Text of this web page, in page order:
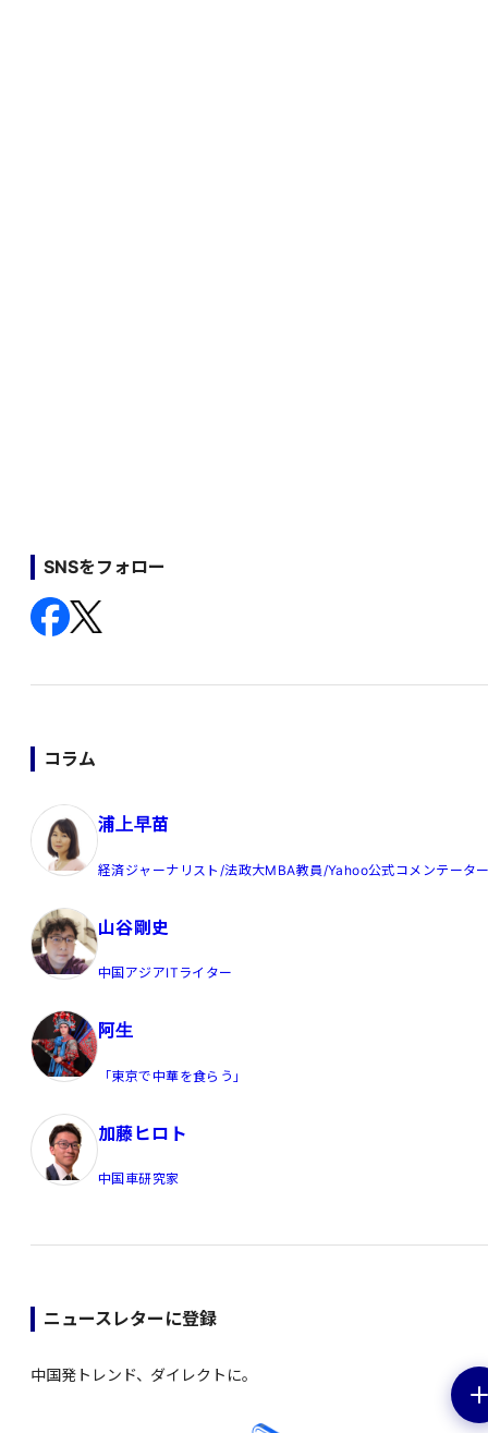
SNSをフォロー
コラム
浦上早苗
経済ジャーナリスト/法政大MBA教員/Yahoo公式コメンテータ
山谷剛史
中国アジアITライター
阿生
「東京で中華を食らう」
加藤ヒロト
中国車研究家
ニュースレターに登録
中国発トレンド、ダイレクトに。